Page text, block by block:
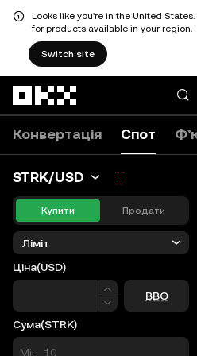
Looks like you're in the United
for products available in your region.
Switch site
Конвертація Спот
STRK/USD --
--
Купити Продати
Ліміт
Ціна(USD)
Ціна
BBO
Сума(STRK)